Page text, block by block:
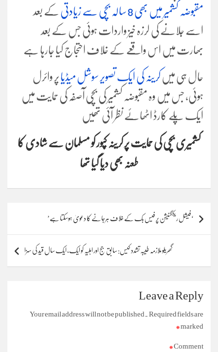
مقبوضہ کشمیر میں بھی 8 سالہ بچی سے زیادتی
کے بعد
اسے جلانے کی لرزہ خیز واردات ہوئی جس کے بعد
بھارت میں اس واقعے کے خلاف احتجاج کیا جارہا ہے
حال ہی میں کرینہ کی ایک تصویر سوشل میڈیا پر وائرل
ہوئی، جس میں وہ مقبوضہ کشمیر کی بچی آصفہ کی حمایت میں
ایک پلے کارڈ اٹھائے نظر آئی تھیں
کشمیری بچی کی حمایت پر کرینہ کپور کو مسلمان سے شادی کا
طعنہ بھی دیا گیا تھا
Post
navigation
‘فیشل ریکگنیشن پر فیس بک کے خلاف ہرجانے کا دعویٰ ہوسکتا ہے’
گھریلو ملازمہ طیبہ تشدد کیس: سابق جج اور اہلیہ کو ایک، ایک سال قید کی سزا
Leave a Reply
Your email address will not be published. Required fields are
marked
*
Comment
*